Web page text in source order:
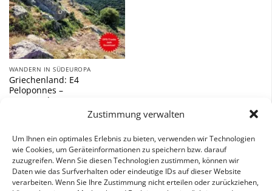
Zustimmung verwalten
Um Ihnen ein optimales Erlebnis zu bieten, verwenden wir Technologien
wie Cookies, um Geräteinformationen zu speichern bzw. darauf
zuzugreifen. Wenn Sie diesen Technologien zustimmen, können wir
Daten wie das Surfverhalten oder eindeutige IDs auf dieser Website
verarbeiten. Wenn Sie Ihre Zustimmung nicht erteilen oder zurückziehen,
WANDERN IN SÜDEUROPA
Griechenland: E4
Peloponnes –
Fernwanderweg
inkl. 7 % MwSt.